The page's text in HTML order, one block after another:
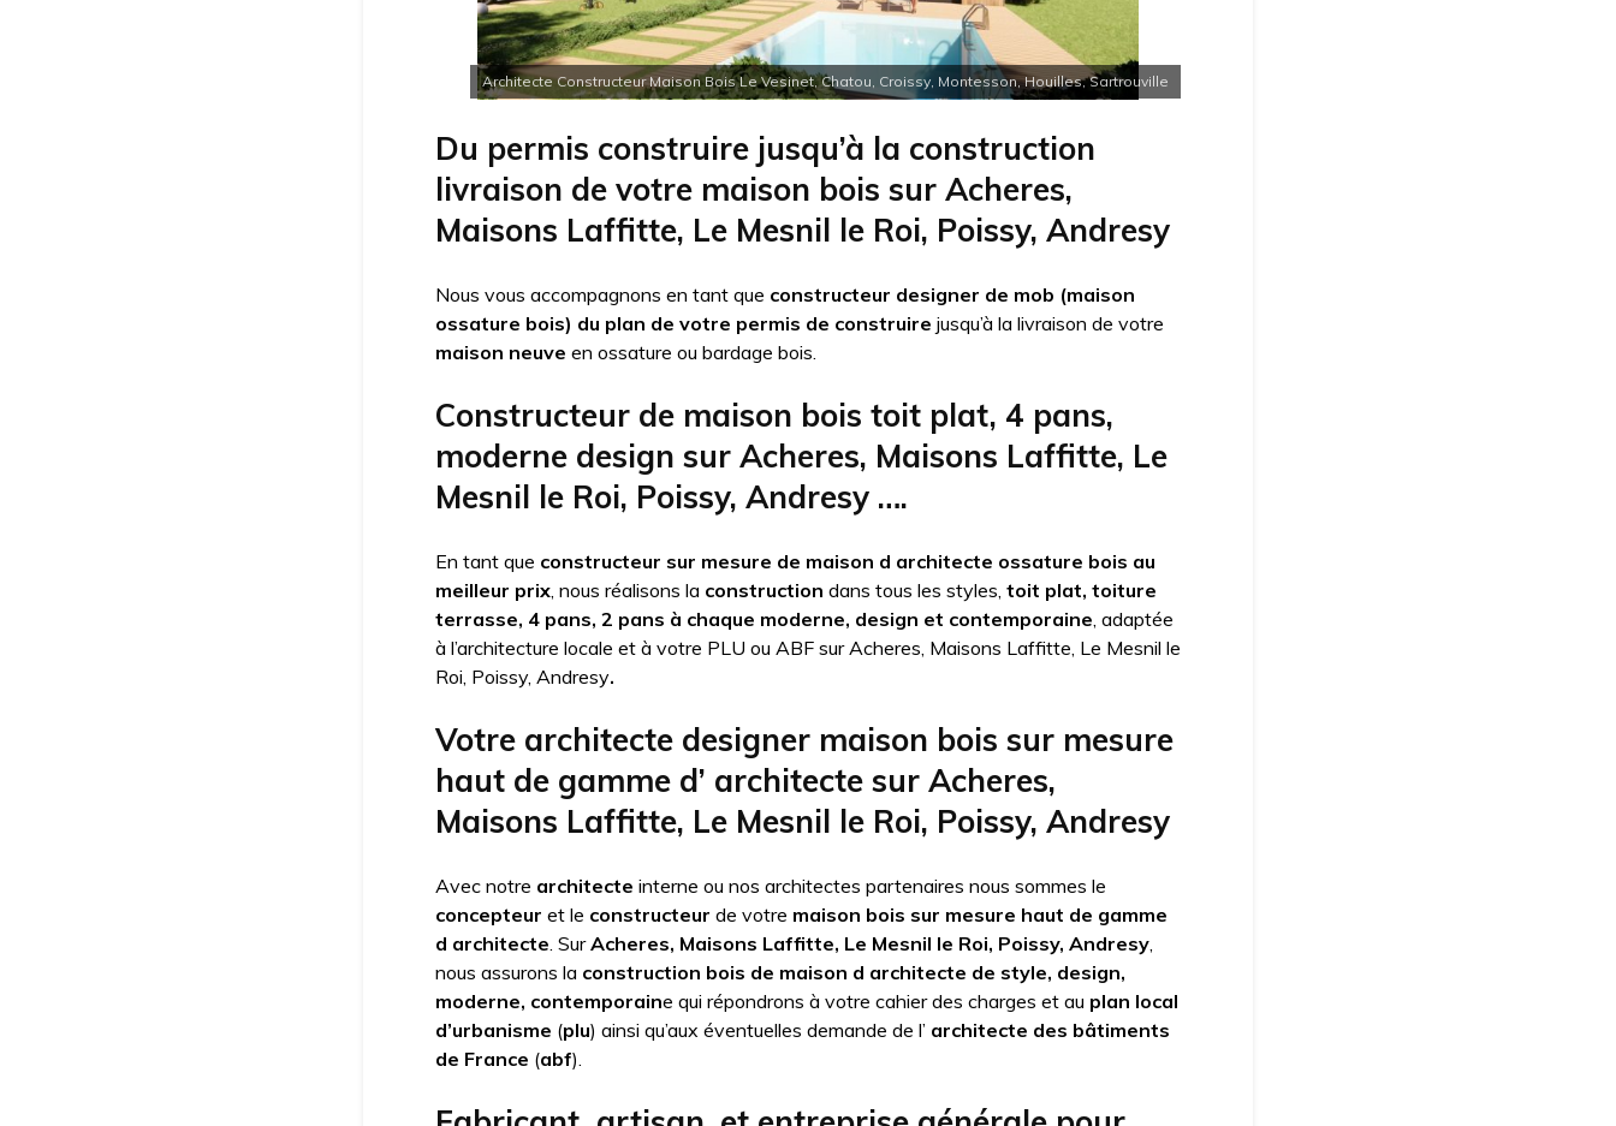
Architecte Constructeur Maison Bois Le Vesinet, Chatou, Croissy, Montesson, Houilles, Sartrouville
Du permis construire jusqu’à la construction
livraison de votre maison bois sur Acheres,
Maisons Laffitte, Le Mesnil le Roi, Poissy, Andresy
Nous vous accompagnons en tant que constructeur designer de mob (maison
ossature bois) du plan de votre permis de construire jusqu’à la livraison de votre
maison neuve en ossature ou bardage bois.
Constructeur de maison bois toit plat, 4 pans,
moderne design sur Acheres, Maisons Laffitte, Le
Mesnil le Roi, Poissy, Andresy ….
En tant que constructeur sur mesure de maison d architecte ossature bois au
meilleur prix , nous réalisons la construction dans tous les styles, toit plat, toiture
terrasse, 4 pans, 2 pans à chaque moderne, design et contemporaine , adaptée
à l’architecture locale et à votre PLU ou ABF sur Acheres, Maisons Laffitte, Le Mesnil le
Roi, Poissy, Andresy.
Votre architecte designer maison bois sur mesure
haut de gamme d’ architecte sur Acheres,
Maisons Laffitte, Le Mesnil le Roi, Poissy, Andresy
Avec notre architecte interne ou nos architectes partenaires nous sommes le
concepteur et le constructeur de votre maison bois sur mesure haut de gamme
d architecte . SurAcheres, Maisons Laffitte, Le Mesnil le Roi, Poissy, Andresy
nous assurons la construction bois de maison d architecte de style, design,
moderne, contemporaine qui répondrons à votre cahier des charges et au plan local
d’urbanisme (plu) ainsi qu’aux éventuelles demande de l’ architecte des bâtiments
de France (abf).